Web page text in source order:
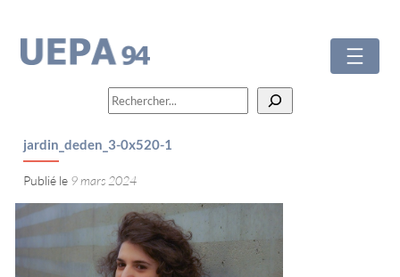
contenu
Rechercher
jardin_deden_3-0x520-1
9 mars 2024